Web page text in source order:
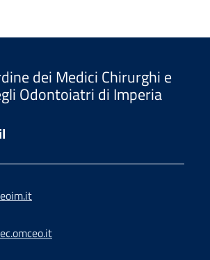
dei Medici Chirurghi e
Odontoiatri di Imperia